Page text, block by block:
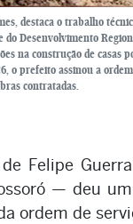
destaca o trabalho
Desenvolvimento
na construção de
o prefeito assinou a
contratadas.
Felipe
— deu
ordem de